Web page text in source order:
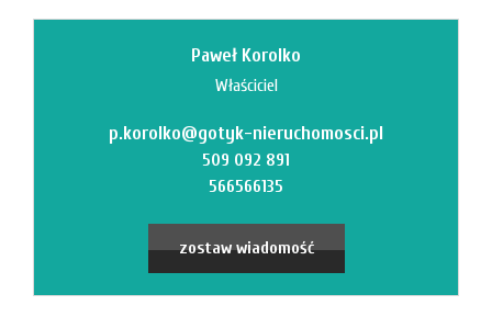
Paweł Korolko
Właściciel
p.korolko@gotyk-nieruchomosci.pl
509 092 891
566566135
zostaw wiadomość